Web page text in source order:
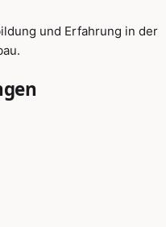
und Erfahrung in der